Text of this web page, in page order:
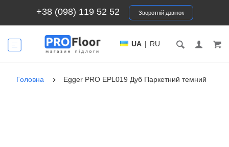
+38 (098) 119 52 52 Зворотній дзвінок
UA | RU
Головна Egger PRO EPL019 Дуб Паркетний темний